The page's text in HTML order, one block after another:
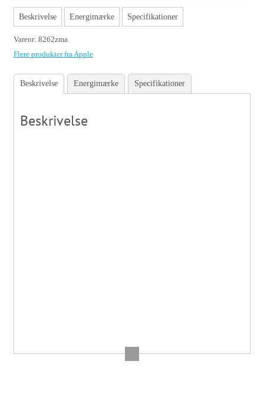
Beskrivelse Energimærke Specifikationer
Varenr: 8262zma
Flere produkter fra Apple
Beskrivelse Energimærke Specifikationer
Beskrivelse